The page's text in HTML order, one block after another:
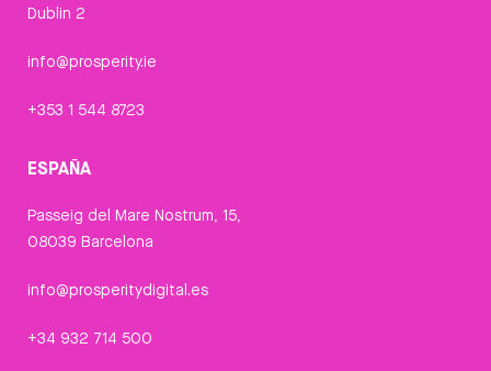
Dublin 2
info@prosperity.ie
+353 1 544 8723
ESPAÑA
Passeig del Mare Nostrum, 15,
08039 Barcelona
info@prosperitydigital.es
+34 932 714 500